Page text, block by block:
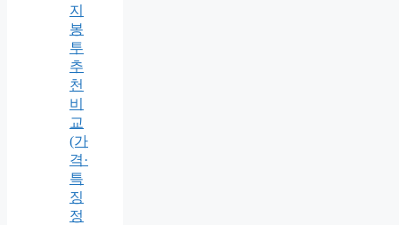
지
봉
투
추
천
비
교
(가
격·
특
징
정